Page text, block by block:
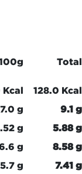
Total
Kcal
128.0 Kcal
7.0 g
9.1 g
g
5.88 g
g
8.58 g
5.7 g
7.41 g